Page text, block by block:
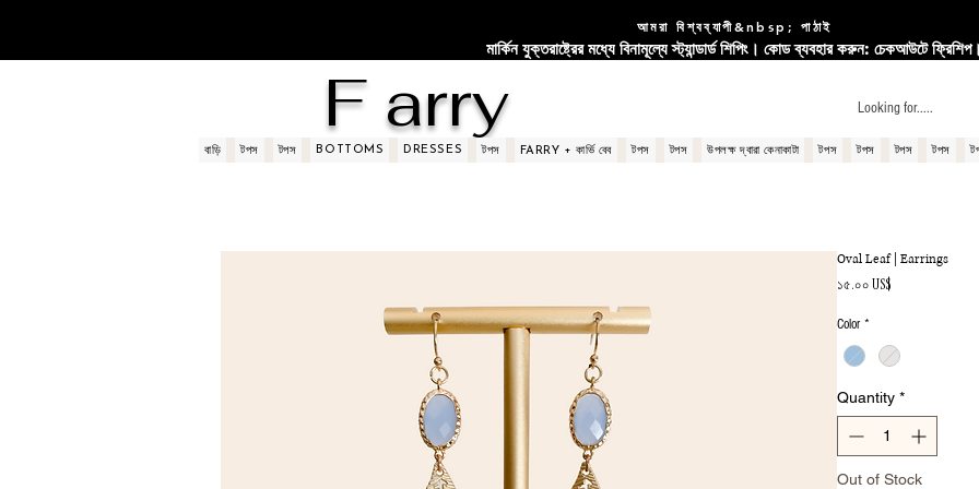
আমরা বিশ্বব্যাপী&nbsp; পাঠাই
মার্কিন যুক্তরাষ্ট্রের মধ্যে বিনামূল্যে স্ট্যান্ডার্ড শিপিং। কোড ব্যবহার করুন: চেকআউটে ফ্রিশিপ।
F arry
বাড়ি টপস টপস BOTTOMS DRESSES টপস FARRY + কার্ভি বেব টপস টপস উপলক্ষ দ্বারা কেনাকাটা টপস টপস টপস টপস
Oval Leaf | Earrings
১৫.০০ US$
Color *
Quantity *
Out of Stock